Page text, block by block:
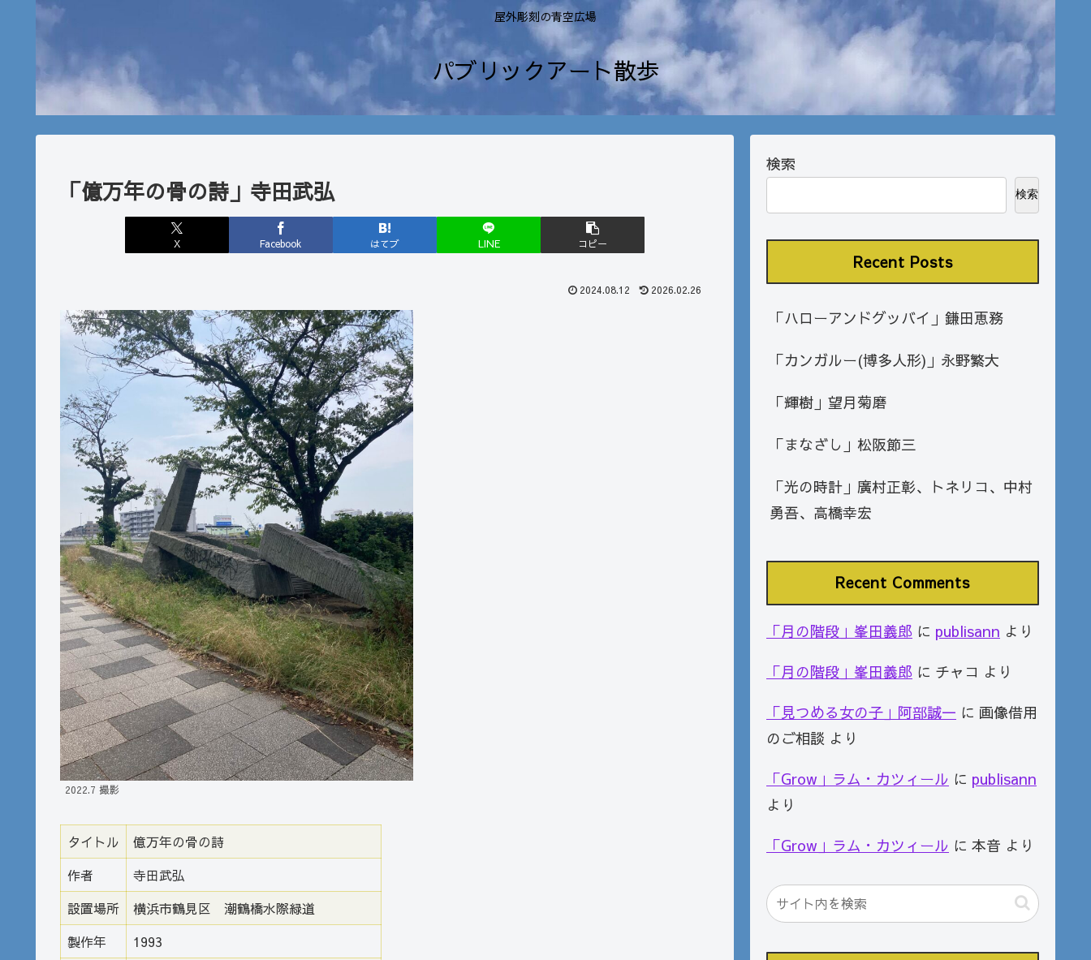
屋外彫刻の青空広場
パブリックアート散歩
「億万年の骨の詩」寺田武弘
X Facebook はてブ LINE コピー
2024.08.12 2026.02.26
2022.7 撮影
タイトル
億万年の骨の詩
作者
寺田武弘
設置場所
横浜市鶴見区 潮鶴橋水際緑道
製作年
1993
検索
検索
Recent Posts
「ハローアンドグッバイ」鎌田恵務
「カンガルー(博多人形)」永野繁大
「輝樹」望月菊磨
「まなざし」松阪節三
「光の時計」廣村正彰、トネリコ、中村
勇吾、高橋幸宏
Recent Comments
「月の階段」峯田義郎 に publisann より
「月の階段」峯田義郎 に チャコ より
「見つめる女の子」阿部誠一 に 画像借用
のご相談 より
「Grow」ラム・カツィール に publisann
より
「Grow」ラム・カツィール に 本音 より